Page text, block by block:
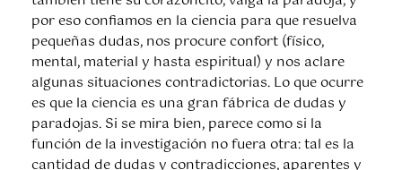
por eso confiamos en la ciencia para que resuelva
pequeñas dudas, nos procure confort (físico,
mental, material y hasta espiritual) y nos aclare
algunas situaciones contradictorias. Lo que ocurre
es que la ciencia es una gran fábrica de dudas y
paradojas. Si se mira bien, parece como si la
función de la investigación no fuera otra: tal es la
cantidad de dudas y contradicciones, aparentes y